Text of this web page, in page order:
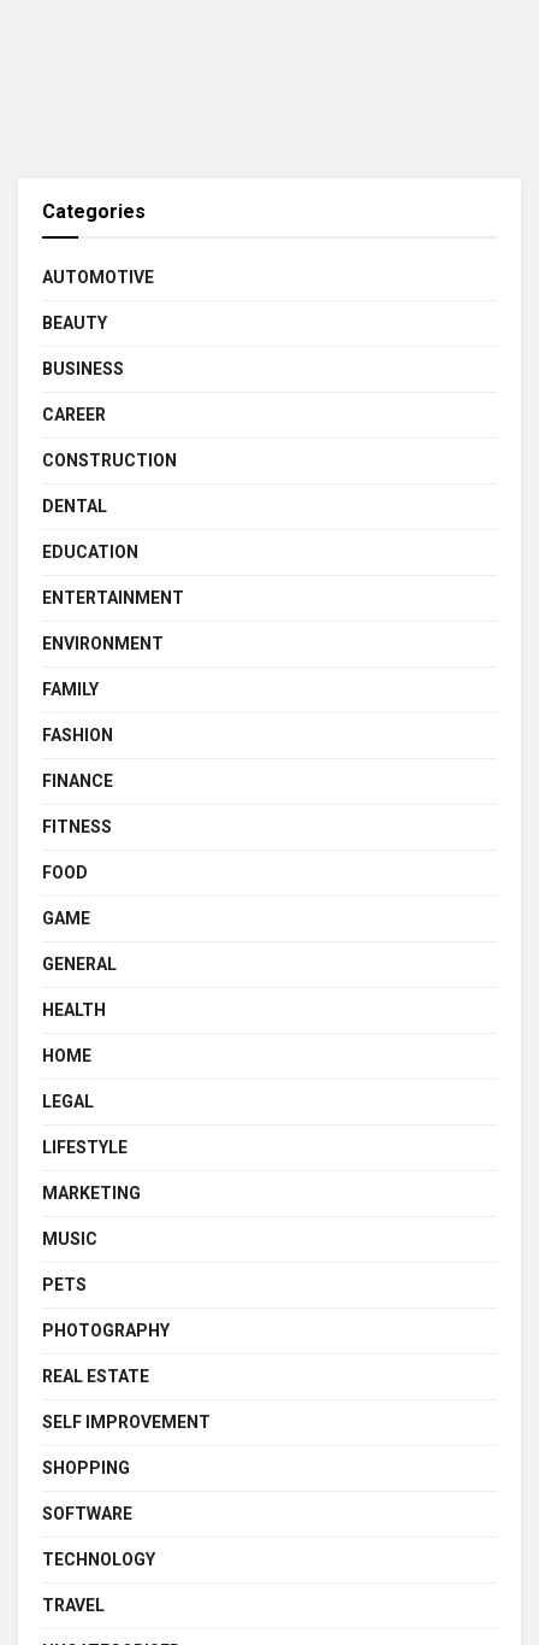
Categories
AUTOMOTIVE
BEAUTY
BUSINESS
CAREER
CONSTRUCTION
DENTAL
EDUCATION
ENTERTAINMENT
ENVIRONMENT
FAMILY
FASHION
FINANCE
FITNESS
FOOD
GAME
GENERAL
HEALTH
HOME
LEGAL
LIFESTYLE
MARKETING
MUSIC
PETS
PHOTOGRAPHY
REAL ESTATE
SELF IMPROVEMENT
SHOPPING
SOFTWARE
TECHNOLOGY
TRAVEL